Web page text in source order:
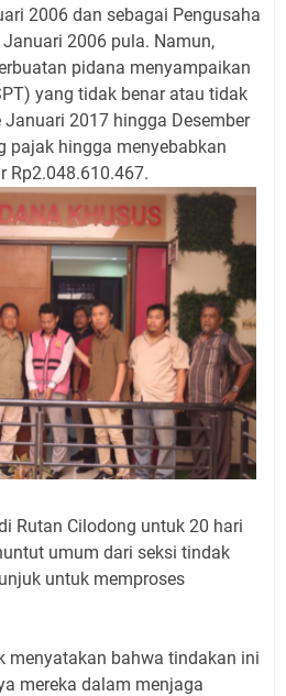
2006 dan sebagai Pengusaha
2006 pula. Namun,
pidana menyampaikan
yang tidak benar atau tidak
2017 hingga Desember
pajak hingga menyebabkan
Rp2.048.610.467.
Rutan Cilodong untuk 20 hari
umum dari seksi tindak
untuk memproses
menyatakan bahwa tindakan ini
mereka dalam menjaga